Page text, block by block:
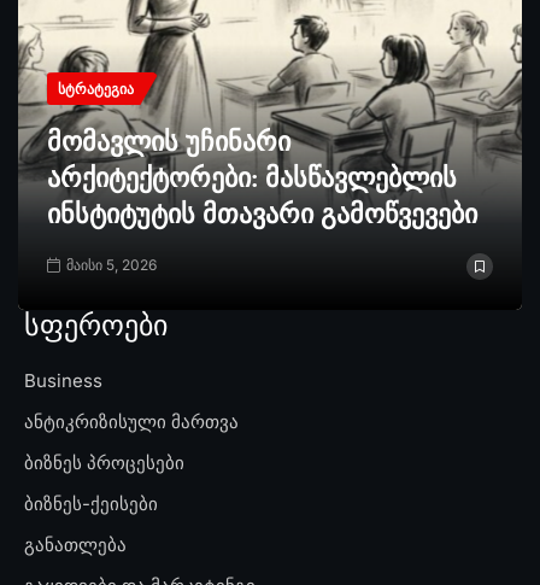
ᲡᲢᲠᲐᲢᲔᲒᲘᲐ
მომავლის უჩინარი
არქიტექტორები: მასწავლებლის
ინსტიტუტის მთავარი გამოწვევები
მაისი 5, 2026
სფეროები
Business
ანტიკრიზისული მართვა
ბიზნეს პროცესები
ბიზნეს-ქეისები
განათლება